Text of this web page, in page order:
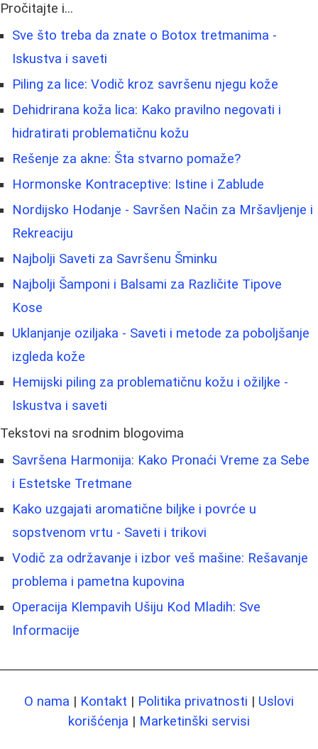
Pročitajte i...
Sve što treba da znate o Botox tretmanima -
Iskustva i saveti
Piling za lice: Vodič kroz savršenu njegu kože
Dehidrirana koža lica: Kako pravilno negovati i
hidratirati problematičnu kožu
Rešenje za akne: Šta stvarno pomaže?
Hormonske Kontraceptive: Istine i Zablude
Nordijsko Hodanje - Savršen Način za Mršavljenje i
Rekreaciju
Najbolji Saveti za Savršenu Šminku
Najbolji Šamponi i Balsami za Različite Tipove
Kose
Uklanjanje oziljaka - Saveti i metode za poboljšanje
izgleda kože
Hemijski piling za problematičnu kožu i ožiljke -
Iskustva i saveti
Tekstovi na srodnim blogovima
Savršena Harmonija: Kako Pronaći Vreme za Sebe
i Estetske Tretmane
Kako uzgajati aromatične biljke i povrće u
sopstvenom vrtu - Saveti i trikovi
Vodič za održavanje i izbor veš mašine: Rešavanje
problema i pametna kupovina
Operacija Klempavih Ušiju Kod Mladih: Sve
Informacije
O nama | Kontakt | Politika privatnosti | Uslovi
korišćenja | Marketinški servisi